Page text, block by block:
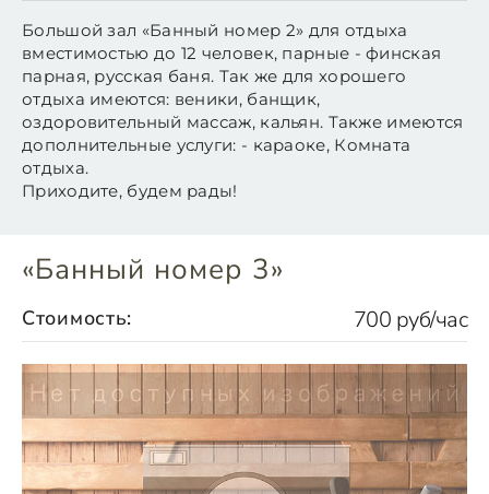
Большой зал «Банный номер 2» для отдыха
вместимостью до 12 человек, парные - финская
парная, русская баня. Так же для хорошего
отдыха имеются: веники, банщик,
оздоровительный массаж, кальян. Также имеются
дополнительные услуги: - караоке, Комната
отдыха.
Приходите, будем рады!
«Банный номер 3»
Стоимость: 700 руб/час